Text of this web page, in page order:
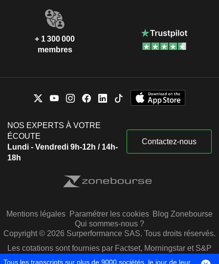
+ 1 300 000
membres
NOS EXPERTS À VOTRE
ÉCOUTE
Lundi - Vendredi 9h-12h / 14h-
18h
Contactez-nous
Mentions légales Paramétrer les cookies Blog Zonebourse
Qui sommes-nous ?
Copyright © 2026 Surperformance SAS. Tous droits réservés.
Les cotations sont fournies par Factset, Morningstar et S&P
Capital IQ
Tous les transcripts sur plus de 9000 sociétés, le jour de leur